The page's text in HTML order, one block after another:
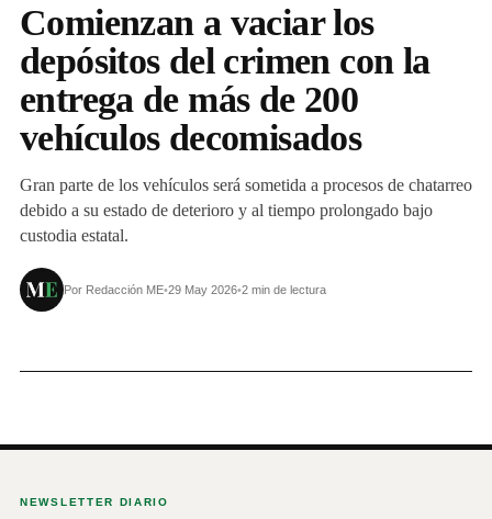
Comienzan a vaciar los
depósitos del crimen con la
entrega de más de 200
vehículos decomisados
Gran parte de los vehículos será sometida a procesos de chatarreo
debido a su estado de deterioro y al tiempo prolongado bajo
custodia estatal.
Por Redacción ME•29 May 2026•2 min de lectura
NEWSLETTER DIARIO